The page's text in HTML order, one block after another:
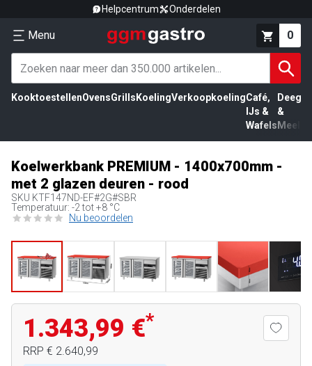
Helpcentrum Onderdelen
Menu 0
KooktoestellenOvensGrills KoelingVerkoopkoelingCafé,
IJs &
Wafels
Deeg
&
Meel
Koelwerkbank PREMIUM - 1400x700mm -
met 2 glazen deuren - rood
SKU KTF147ND-EF#2G#SBR
Temperatuur: -2 tot +8 °C
Nu beoordelen
1.343,99 €*
RRP € 2.640,99